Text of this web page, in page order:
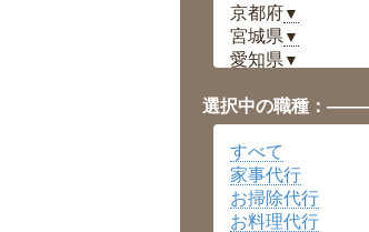
京都府▼
宮城県 ▼
愛知県 ▼
岡山県▼
広島県▼
沖縄県
選択中の職種：
すべて
家事代行
お掃除代行
お料理代行